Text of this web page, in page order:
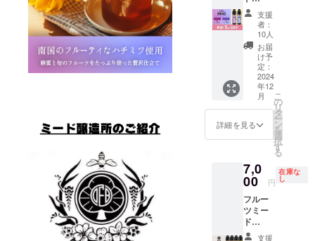
トビー
フ・年
末に♪
炭
酸・ジ
ンジャ
エール
割
ジュー
ルーツ
とのカ
ラアイ
スにか
けてス
イーツ
感覚 蜂
蜜酒醸
造所が
リー使
用） ・
配送予
定：
2024年
12月20
日以降
・消費
税+全国
送料を
含む ＜
冷や
してス
トレー
ト・
ロック
チー
ズ・
500ml 2
本 無濾
過のハ
チミツ
酒 ・フ
ルーツ
ミード1
本 （蜂
蜜・ち
ちぶ山
ルビー
使用）
・フ
ミード1
本 （蜂
蜜・秩
父産ブ
ルーベ
リー使
用） ・
支援
者：
10人
お届
け予
定：
2024
年12
月
詳細を見る
こ
の
リ
タ
ー
ン
を
選
択
す
る
7,0
00 円
在庫な
し
フルー
ツミー
ド
500ml 4
支援